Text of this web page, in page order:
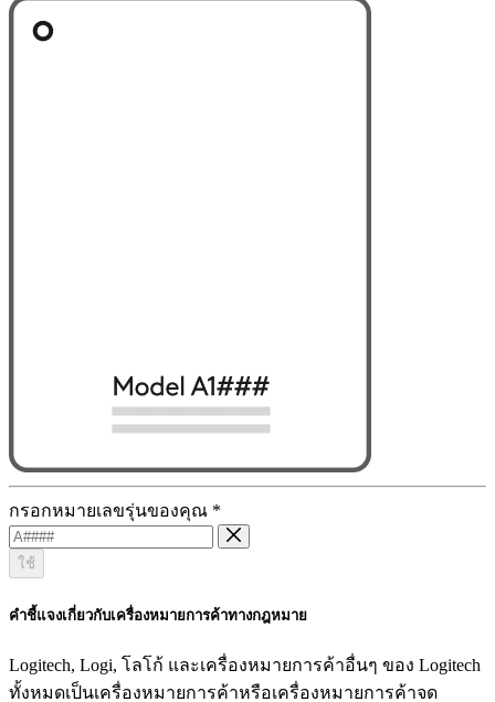
กรอกหมายเลขรุ่นของคุณ *
ใช้
คำชี้แจงเกี่ยวกับเครื่องหมายการค้าทางกฎหมาย
Logitech, Logi, โลโก้ และเครื่องหมายการค้าอื่นๆ ของ Logitech
ทั้งหมดเป็นเครื่องหมายการค้าหรือเครื่องหมายการค้าจด